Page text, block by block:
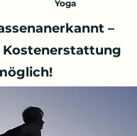
Yoga
–
Kostenerstattung